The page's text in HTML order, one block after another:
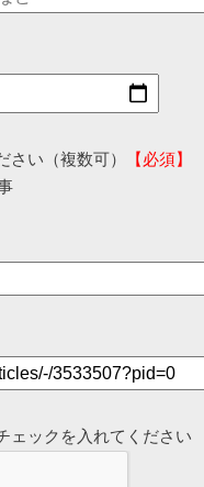
さい（複数可）
【必須】
ェックを入れてください